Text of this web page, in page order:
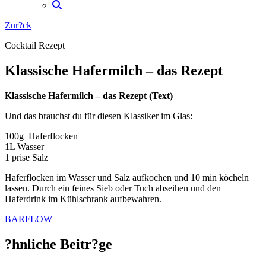
Zur?ck
Cocktail Rezept
Klassische Hafermilch – das Rezept
Klassische Hafermilch – das Rezept (Text)
Und das brauchst du für diesen Klassiker im Glas:
100g Haferflocken
1L Wasser
1 prise Salz
Haferflocken im Wasser und Salz aufkochen und 10 min köcheln
lassen. Durch ein feines Sieb oder Tuch abseihen und den
Haferdrink im Kühlschrank aufbewahren.
BARFLOW
?hnliche Beitr?ge